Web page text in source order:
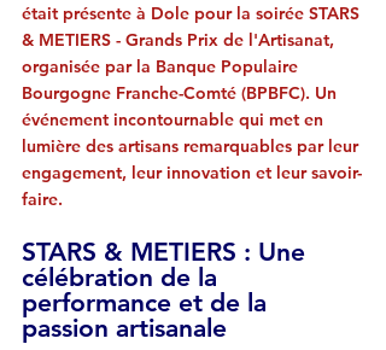
était présente à Dole pour la soirée STARS
& METIERS - Grands Prix de l'Artisanat,
organisée par la Banque Populaire
Bourgogne Franche-Comté (BPBFC). Un
événement incontournable qui met en
lumière des artisans remarquables par leur
engagement, leur innovation et leur savoir-
faire.
STARS & METIERS : Une
célébration de la
performance et de la
passion artisanale